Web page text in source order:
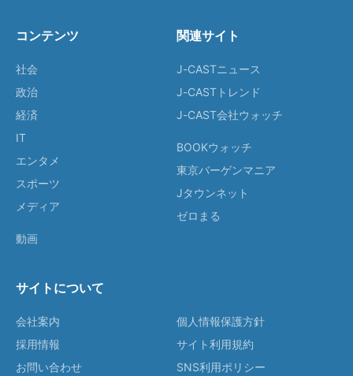
コンテンツ
社会
政治
経済
IT
エンタメ
スポーツ
メディア
動画
関連サイト
J-CASTニュース
J-CASTトレンド
J-CAST会社ウォッチ
BOOKウォッチ
東京バーゲンマニア
Jタウンネット
ゼロまる
サイトについて
会社案内
採用情報
お問い合わせ
個人情報保護方針
サイト利用規約
SNS利用ポリシー